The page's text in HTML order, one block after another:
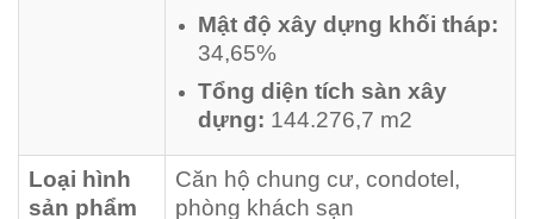
Mật độ xây dựng khối tháp:
34,65%
Tổng diện tích sàn xây
dựng: 144.276,7 m2
Loại hình
sản phẩm
Căn hộ chung cư, condotel,
phòng khách sạn